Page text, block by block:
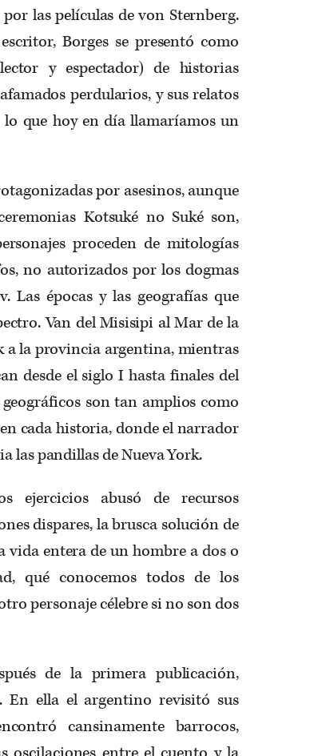
las películas de von Sternberg.
Borges se presentó como
y espectador) de historias
perdularios, y sus relatos
que hoy en día llamaríamos un
por asesinos, aunque
Kotsuké no Suké son,
proceden de mitologías
no autorizados por los dogmas
Las épocas y las geografías que
Van del Misisipi al Mar de la
a la provincia argentina, mientras
desde el siglo I hasta finales del
son tan amplios como
cada historia, donde el narrador
las pandillas de Nueva York.
ejercicios abusó de recursos
dispares, la brusca solución de
entera de un hombre a dos o
qué conocemos todos de los
personaje célebre si no son dos
de la primera publicación,
En ella el argentino revisitó sus
cansinamente barrocos,